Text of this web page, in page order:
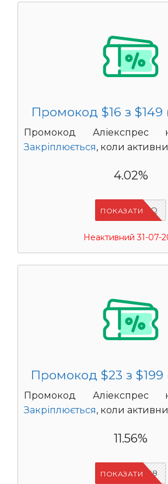
Промокод $16 з $149
Промокод Аліекспрес
Закріплюється, коли
4.02%
IFP94JWQ
ПОКАЗАТИ
Неактивний 31-07-
Промокод $23 з $199
Промокод Аліекспрес
Закріплюється, коли
11.56%
IFPAB5K8
ПОКАЗАТИ